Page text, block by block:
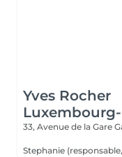
Yves Rocher
33, Avenue de la Gare
Stephanie